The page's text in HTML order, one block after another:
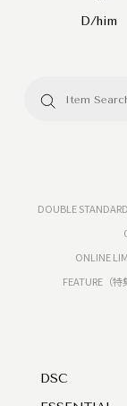
D/him
DOUBLE
ONLINE
FEATURE（特
DSC